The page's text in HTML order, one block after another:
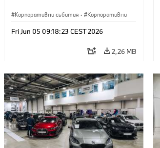
Корпоративни събития · Корпоративни
Fri Jun 05 09:18:23 CEST 2026
2,26 MB